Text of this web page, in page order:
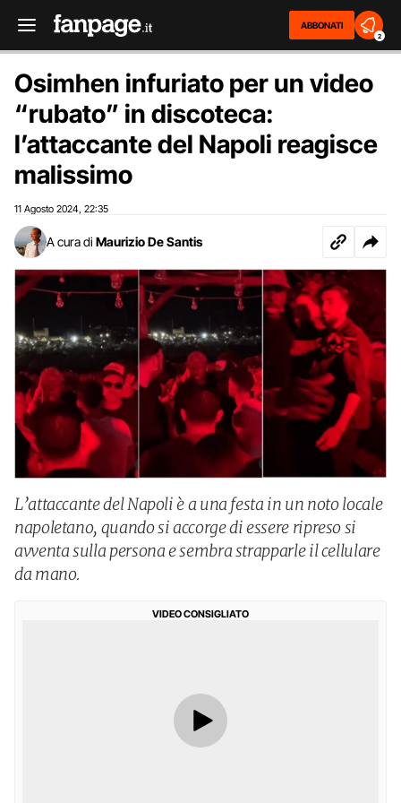
ABBONATI
2
Osimhen infuriato per un video
“rubato” in discoteca:
l’attaccante del Napoli reagisce
malissimo
11 Agosto 2024 22:35
A cura di Maurizio De Santis
L’attaccante del Napoli è a una festa in un noto locale
napoletano, quando si accorge di essere ripreso si
avventa sulla persona e sembra strapparle il cellulare
da mano.
VIDEO CONSIGLIATO